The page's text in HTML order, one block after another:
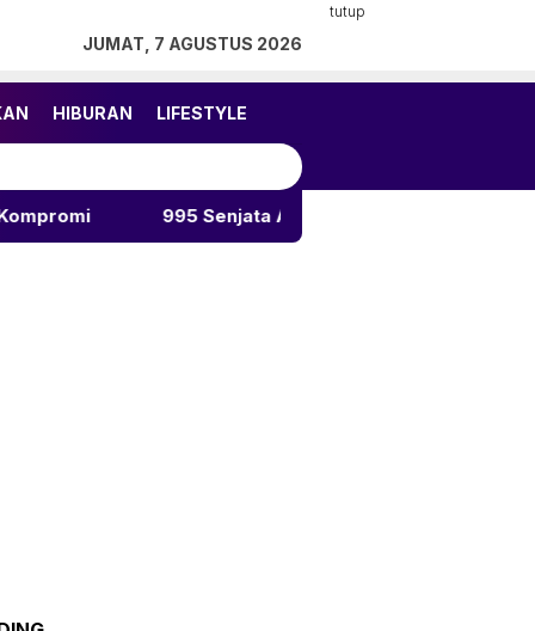
tutup
JUMAT, 7 AGUSTUS 2026
HIBURAN LIFESTYLE
995 Senjata Api Ditemukan di Sekolah Swasta Jakarta